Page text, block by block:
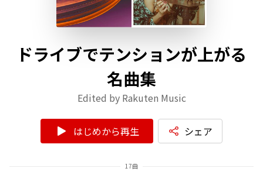
ドライブでテンションが上がる
名曲集
Edited by Rakuten Music
はじめから再生 シェア
17曲